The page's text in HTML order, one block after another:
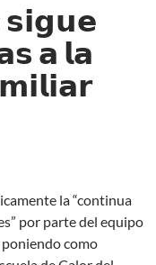
𝘀𝗶𝗴𝘂𝗲
𝗮 𝗹𝗮
la “continua
por parte del equipo
como